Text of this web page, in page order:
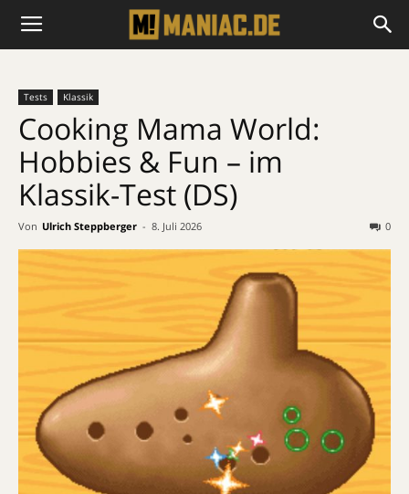
Tests Klassik
Cooking Mama World:
Hobbies & Fun – im
Klassik-Test (DS)
Von Ulrich Steppberger - 8. Juli 2026 0